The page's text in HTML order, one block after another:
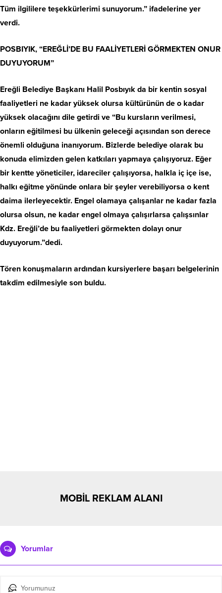
Tüm ilgililere teşekkürlerimi sunuyorum.” ifadelerine yer
verdi.
POSBIYIK, “EREĞLİ’DE BU FAALİYETLERİ GÖRMEKTEN ONUR
DUYUYORUM”
Ereğli Belediye Başkanı Halil Posbıyık da bir kentin sosyal
faaliyetleri ne kadar yüksek olursa kültürünün de o kadar
yüksek olacağını dile getirdi ve “Bu kursların verilmesi,
onların eğitilmesi bu ülkenin geleceği açısından son derece
önemli olduğuna inanıyorum. Bizlerde belediye olarak bu
konuda elimizden gelen katkıları yapmaya çalışıyoruz. Eğer
bir kentte yöneticiler, idareciler çalışıyorsa, halkla iç içe ise,
halkı eğitme yönünde onlara bir şeyler verebiliyorsa o kent
daima ilerleyecektir. Engel olamaya çalışanlar ne kadar fazla
olursa olsun, ne kadar engel olmaya çalışırlarsa çalışsınlar
Kdz. Ereğli’de bu faaliyetleri görmekten dolayı onur
duyuyorum.”dedi.
Tören konuşmaların ardından kursiyerlere başarı belgelerinin
takdim edilmesiyle son buldu.
MOBİL REKLAM ALANI
Yorumlar